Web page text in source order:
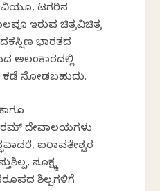
ಟಗರಿನ
ಇರುವ ಚಿತ್ರವಿಚಿತ್ರ
ಭಾರತದ
ಅಲಂಕಾರದಲ್ಲಿ
ಕಡೆ ನೋಡಬಹುದು.
ದೇವಾಲಯಗಳು
ಐರಾವತೇಶ್ವರ
ಸೂಕ್ಷ್ಮ
ಶಿಲ್ಪಗಳಿಗೆ